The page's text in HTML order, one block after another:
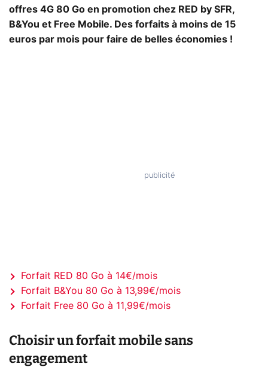
offres 4G 80 Go en promotion chez RED by SFR,
B&You et Free Mobile. Des forfaits à moins de 15
euros par mois pour faire de belles économies !
Forfait RED 80 Go à 14€/mois
Forfait B&You 80 Go à 13,99€/mois
Forfait Free 80 Go à 11,99€/mois
Choisir un forfait mobile sans
engagement